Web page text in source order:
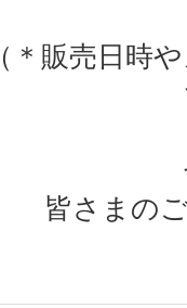
（＊販売日時
皆さまの